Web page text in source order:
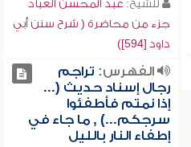
للشيخ: عبد المحسن العباد
جزء من محاضرة ( شرح سنن أبي
داود [594])
الفهرس: تراجم
رجال إسناد حديث (...
إذا نمتم فأطفئوا
سرجكم...) , ما جاء في
إطفاء النار بالليل